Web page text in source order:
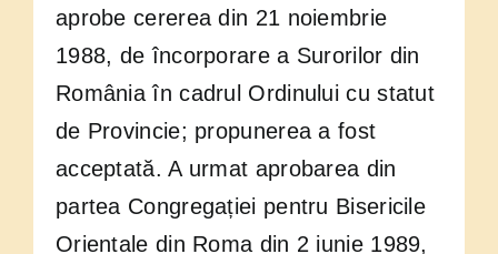
aprobe cererea din 21 noiembrie
1988, de încorporare a Surorilor din
România în cadrul Ordinului cu statut
de Provincie; propunerea a fost
acceptată. A urmat aprobarea din
partea Congregației pentru Bisericile
Orientale din Roma din 2 iunie 1989,